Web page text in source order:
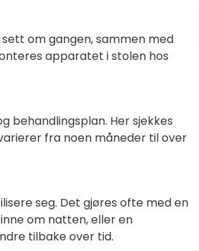
om gangen, sammen med
apparatet i stolen hos
behandlingsplan. Her sjekkes
fra noen måneder til over
seg. Det gjøres ofte med en
om natten, eller en
tilbake over tid.